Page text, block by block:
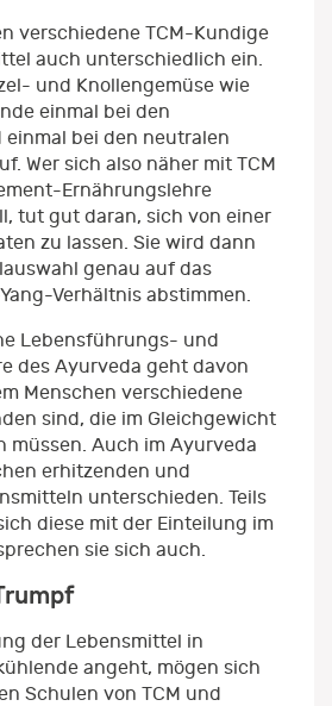
verschiedene TCM-Kundige
auch unterschiedlich ein.
und Knollengemüse wie
einmal bei den
bei den neutralen
Wer sich also näher mit TCM
Ernährungslehre
tut gut daran, sich von einer
zu lassen. Sie wird dann
genau auf das
Verhältnis abstimmen.
Lebensführungs- und
des Ayurveda geht davon
Menschen verschiedene
sind, die im Gleichgewicht
müssen. Auch im Ayurveda
erhitzenden und
unterschieden. Teils
diese mit der Einteilung im
sie sich auch.
der Lebensmittel in
angeht, mögen sich
Schulen von TCM und